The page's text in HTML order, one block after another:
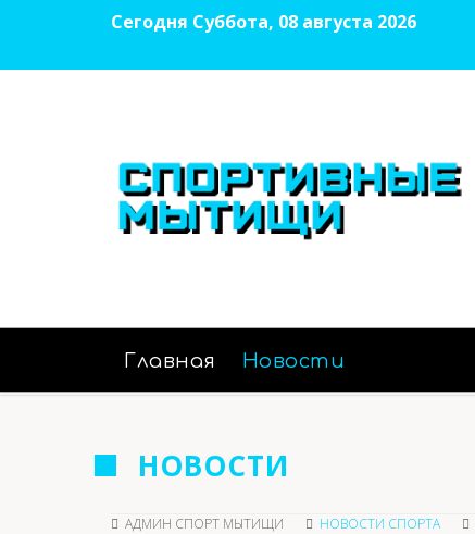
Сегодня Суббота, 08 августа 2026
Главная Новости
НОВОСТИ
АДМИН СПОРТ МЫТИЩИ НОВОСТИ СПОРТА